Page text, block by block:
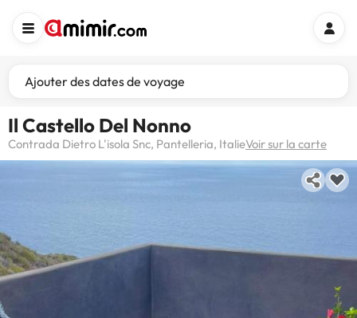
Ajouter des dates de voyage
Il Castello Del Nonno
Contrada Dietro L'isola Snc, Pantelleria, ItalieVoir sur la carte